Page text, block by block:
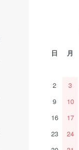
日 月
2
3
9
10
16
17
23
24